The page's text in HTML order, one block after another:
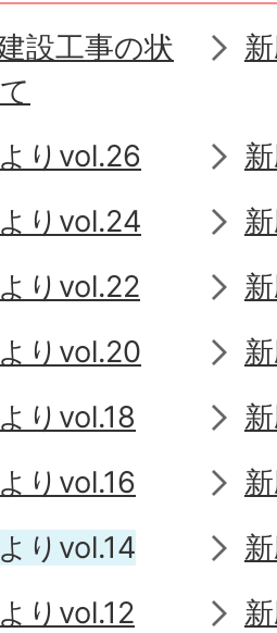
設工事の状
りvol.26
りvol.24
りvol.22
りvol.20
りvol.18
りvol.16
りvol.14
りvol.12